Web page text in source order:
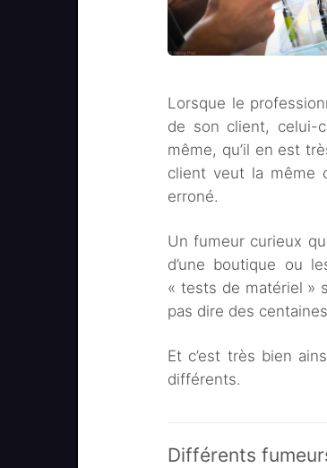
Lorsque le
de son client, celui-
même, qu’il en est
client veut la même
erroné.
Un fumeur curieux
d’une boutique ou
« tests de matériel »
pas dire des
Et c’est très bien
différents.
Différents